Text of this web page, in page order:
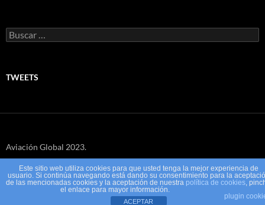
Buscar:
TWEETS
Aviación Global 2023.
Funciona gracias a WordPress
Este sitio web utiliza cookies para que usted tenga la mejor experiencia de
usuario. Si continúa navegando está dando su consentimiento para la
de las mencionadas cookies y la aceptación de nuestra política de cookies,
el enlace para mayor información.
plugin
ACEPTAR